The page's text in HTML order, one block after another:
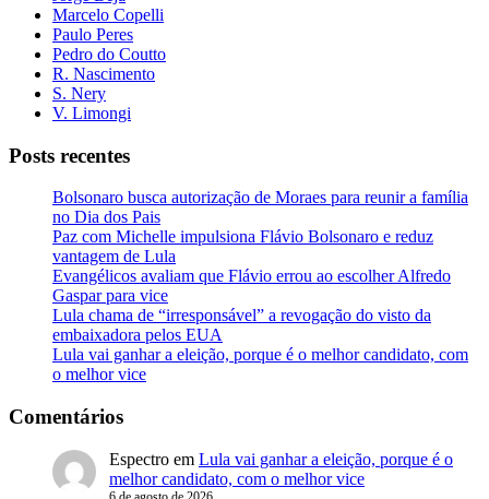
Marcelo Copelli
Paulo Peres
Pedro do Coutto
R. Nascimento
S. Nery
V. Limongi
Posts recentes
Bolsonaro busca autorização de Moraes para reunir a família
no Dia dos Pais
Paz com Michelle impulsiona Flávio Bolsonaro e reduz
vantagem de Lula
Evangélicos avaliam que Flávio errou ao escolher Alfredo
Gaspar para vice
Lula chama de “irresponsável” a revogação do visto da
embaixadora pelos EUA
Lula vai ganhar a eleição, porque é o melhor candidato, com
o melhor vice
Comentários
Espectro em Lula vai ganhar a eleição, porque é o
melhor candidato, com o melhor vice